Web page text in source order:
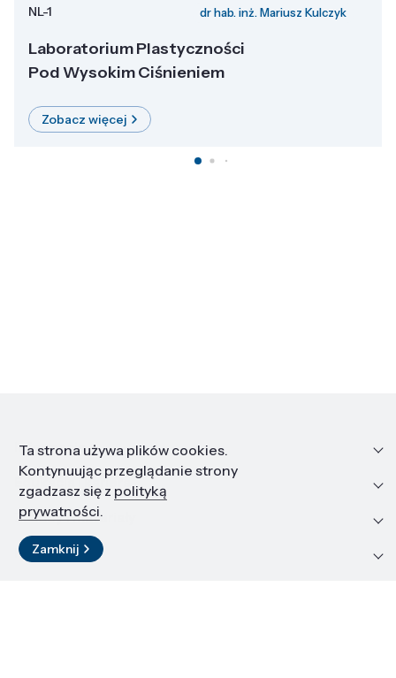
NL-1 dr hab. inż. Mariusz Kulczyk
Laboratorium Plastyczności
Pod Wysokim Ciśnieniem
Zobacz więcej
Informacje
Edukacja i kariera
Zasoby i materiały
Kontakt
Ta strona używa plików cookies.
Kontynuując przeglądanie strony
zgadzasz się z polityką
prywatności.
Zamknij